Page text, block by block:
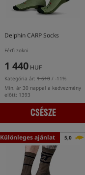
Delphin CARP Socks
Férfi zokni
1 440 HUF
Kategória ár: 1 610 / -11%
Min. ár 30 nappal a kedvezmény
előtt: 1393
CSÉSZE
Különleges ajánlat 5,0